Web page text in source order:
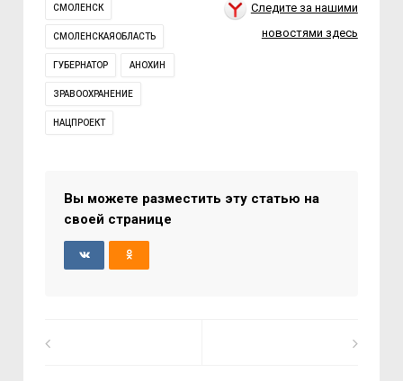
СМОЛЕНСК
СМОЛЕНСКАЯОБЛАСТЬ
ГУБЕРНАТОР АНОХИН
ЗРАВООХРАНЕНИЕ
НАЦПРОЕКТ
Следите за нашими
новостями здесь
Вы можете разместить эту статью на
своей странице